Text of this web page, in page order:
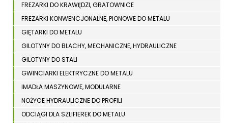
FREZARKI DO KRAWĘDZI, GRATOWNICE
FREZARKI KONWENCJONALNE, PIONOWE DO METALU
GIĘTARKI DO METALU
GILOTYNY DO BLACHY, MECHANICZNE, HYDRAULICZNE
GILOTYNY DO STALI
GWINCIARKI ELEKTRYCZNE DO METALU
IMADŁA MASZYNOWE, MODULARNE
NOŻYCE HYDRAULICZNE DO PROFILI
ODCIĄGI DLA SZLIFIEREK DO METALU